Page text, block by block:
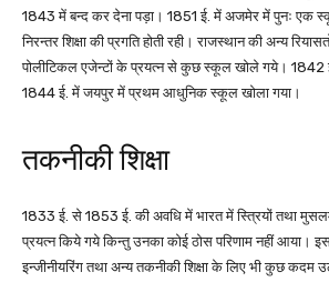
1843 में बन्द कर देना पड़ा। 1851 ई. में अजमेर में पुनः एक
निरन्तर शिक्षा की प्रगति होती रही। राजस्थान की अन्य
पोलीटिकल एजेन्टों के प्रयत्न से कुछ स्कूल खोले गये।
1844 ई. में जयपुर में प्रथम आधुनिक स्कूल खोला गया।
तकनीकी शिक्षा
1833 ई. से 1853 ई. की अवधि में भारत में स्त्रियों तथा
प्रयत्न किये गये किन्तु उनका कोई ठोस परिणाम नहीं आया।
इन्जीनीयरिंग तथा अन्य तकनीकी शिक्षा के लिए भी कुछ कदम